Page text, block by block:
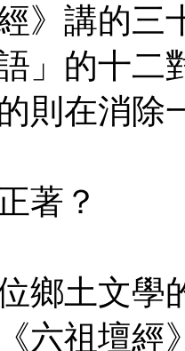
》講的三
」的十二
則在消除
著？
土文學
六祖壇經